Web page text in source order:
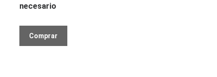
necesario
Comprar